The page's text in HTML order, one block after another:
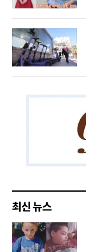
최신 뉴스